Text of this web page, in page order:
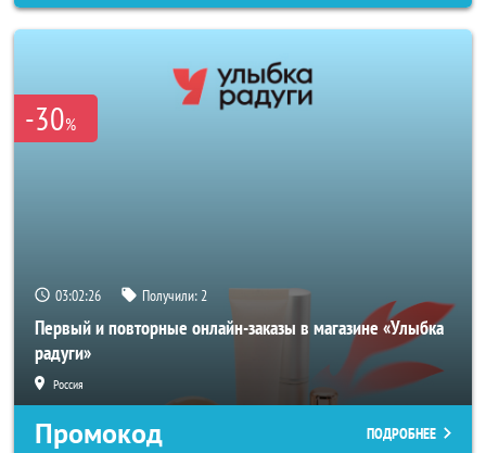
-30%
03:02:24 Получили:2
Первый и повторные онлайн-заказы в магазине «Улыбка
радуги»
Россия
Промокод ПОДРОБНЕЕ